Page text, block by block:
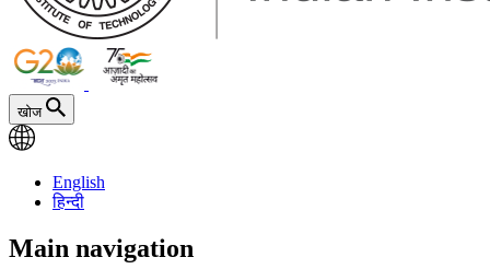
खोज
English
हिन्दी
Main navigation